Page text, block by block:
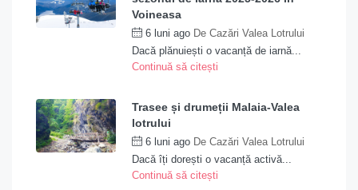
Voineasa
6 luni ago De Cazări Valea Lotrului
Dacă plănuiești o vacanță de iarnă...
Continuă să citești
Trasee și drumeții Malaia-Valea
lotrului
6 luni ago De Cazări Valea Lotrului
Dacă îți dorești o vacanță activă...
Continuă să citești